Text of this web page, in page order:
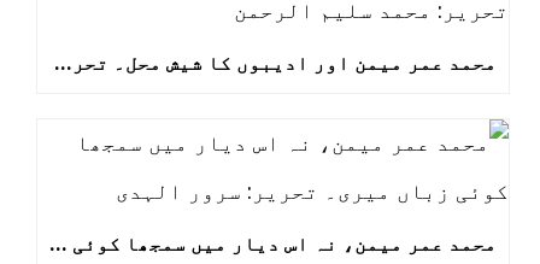
محمد عمر میمن اور ادیبوں کا شیش محل۔ تحریر: محمد سلیم الرحمن
محمد عمر میمن، نہ اس دیار میں سمجھا کوئی زباں میری۔ تحریر: سرور الہدی